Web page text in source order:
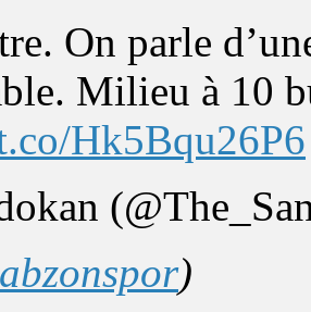
On parle
Milieu à 10
Hk5Bqu26P6
)